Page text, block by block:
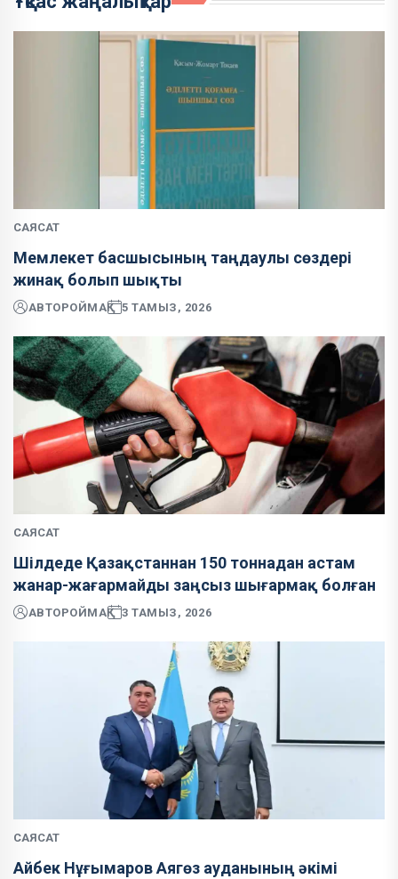
САЯСАТ
Мемлекет басшысының таңдаулы сөздері
жинақ болып шықты
АВТОРОЙМАҚ 5 ТАМЫЗ, 2026
САЯСАТ
Шілдеде Қазақстаннан 150 тоннадан астам
жанар-жағармайды заңсыз шығармақ болған
АВТОРОЙМАҚ 3 ТАМЫЗ, 2026
САЯСАТ
Айбек Нұғымаров Аягөз ауданының әкімі